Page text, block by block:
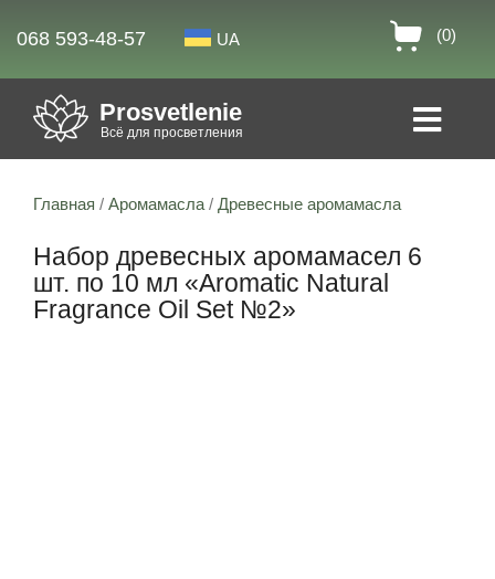
068 593-48-57 UA (0)
Prosvetlenie
Всё для просветления
Главная / Аромамасла / Древесные аромамасла
Набор древесных аромамасел 6
шт. по 10 мл «Aromatic Natural
Fragrance Oil Set №2»